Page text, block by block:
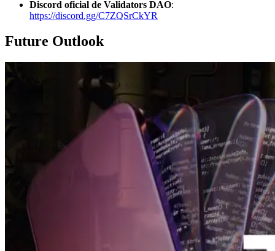
Discord oficial de Validators DAO:
https://discord.gg/C7ZQSrCkYR
Future Outlook